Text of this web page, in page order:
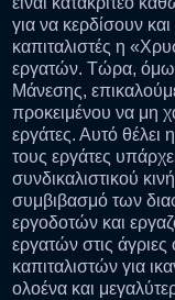
για να κερδίσουν
καπιταλιστές η
εργατών. Τώρα,
Μάνεσης,
προκειμένου να μη
εργάτες. Αυτό θέλει
τους εργάτες
συνδικαλιστικού
συμβιβασμό των
εργοδοτών και
εργατών στις
καπιταλιστών για
ολοένα και